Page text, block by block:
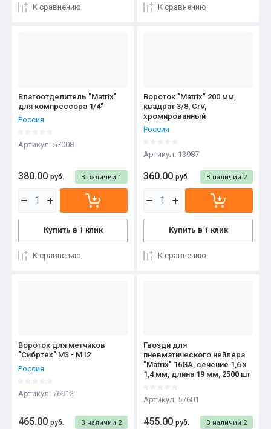
К сравнению К сравнению
Влагоотделитель "Matrix"
для компрессора 1/4"
Россия
Артикул: 57008
В наличии 1
380.00 руб.
Купить в 1 клик
К сравнению
Вороток "Matrix" 200 мм,
квадрат 3/8, CrV,
хромированный
Россия
Артикул: 13987
В наличии 2
360.00 руб.
Купить в 1 клик
К сравнению
Вороток для метчиков
"Сибртех" М3 - М12
Россия
Артикул: 76912
В наличии 2
465.00 руб.
Гвозди для
пневматического нейлера
"Matrix" 16GA, сечение 1,6 х
1,4 мм, длина 19 мм, 2500 шт
Артикул: 57601
В наличии 2
455.00 руб.